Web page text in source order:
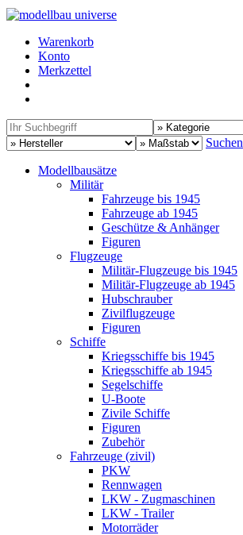
Warenkorb
Konto
Merkzettel
Suchen
Modellbausätze
Militär
Fahrzeuge bis 1945
Fahrzeuge ab 1945
Geschütze & Anhänger
Figuren
Flugzeuge
Militär-Flugzeuge bis 1945
Militär-Flugzeuge ab 1945
Hubschrauber
Zivilflugzeuge
Figuren
Schiffe
Kriegsschiffe bis 1945
Kriegsschiffe ab 1945
Segelschiffe
U-Boote
Zivile Schiffe
Figuren
Zubehör
Fahrzeuge (zivil)
PKW
Rennwagen
LKW - Zugmaschinen
LKW - Trailer
Motorräder